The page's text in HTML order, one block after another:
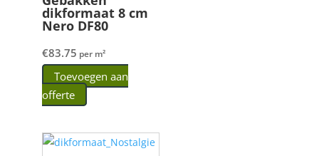
dikformaat 8 cm
Nero DF80
€83.75 per m²
Toevoegen aan
offerte